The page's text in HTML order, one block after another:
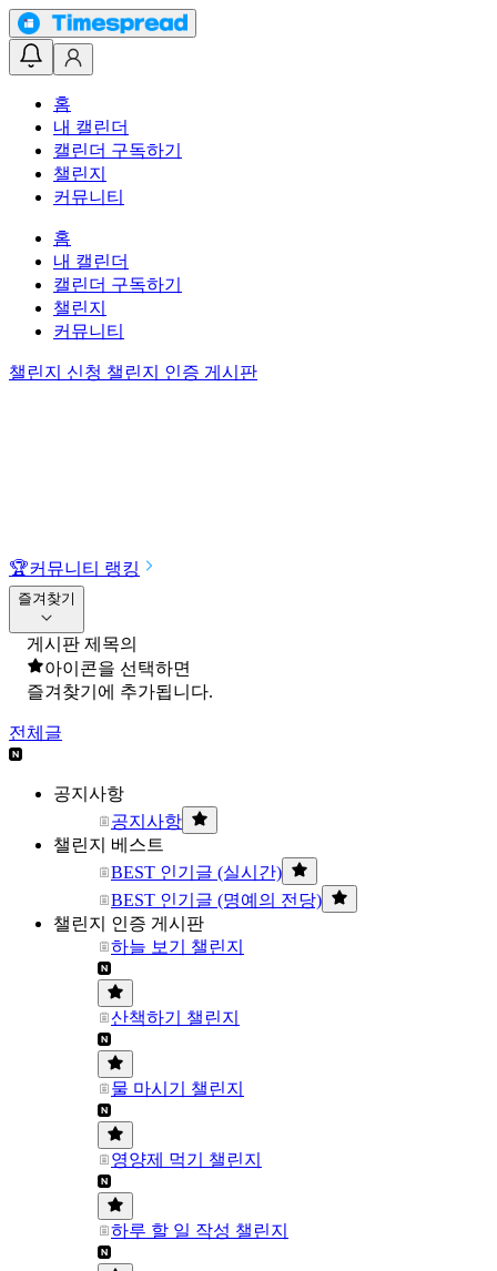
홈
내 캘린더
캘린더 구독하기
챌린지
커뮤니티
홈
내 캘린더
캘린더 구독하기
챌린지
커뮤니티
챌린지 신청 챌린지 인증 게시판
🏆커뮤니티 랭킹
즐겨찾기
게시판 제목의
아이콘을 선택하면
즐겨찾기에 추가됩니다.
전체글
공지사항
공지사항
챌린지 베스트
BEST 인기글 (실시간)
BEST 인기글 (명예의 전당)
챌린지 인증 게시판
하늘 보기 챌린지
산책하기 챌린지
물 마시기 챌린지
영양제 먹기 챌린지
하루 할 일 작성 챌린지